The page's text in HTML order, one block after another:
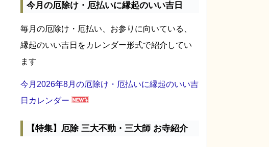
今月の厄除け・厄払いに縁起のいい吉日
毎月の厄除け・厄払い、お参りに向いている、
縁起のいい吉日をカレンダー形式で紹介してい
ます
今月2026年8月の厄除け・厄払いに縁起のいい吉
日カレンダー
【特集】厄除 三大不動・三大師 お寺紹介